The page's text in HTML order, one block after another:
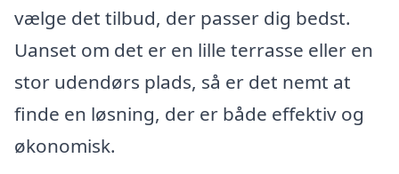
vælge det tilbud, der passer dig bedst.
Uanset om det er en lille terrasse eller en
stor udendørs plads, så er det nemt at
finde en løsning, der er både effektiv og
økonomisk.